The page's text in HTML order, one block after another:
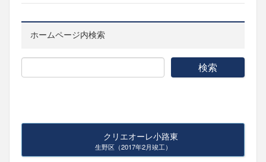
ホームページ内検索
クリエオーレ小路東
生野区（2017年2月竣工）